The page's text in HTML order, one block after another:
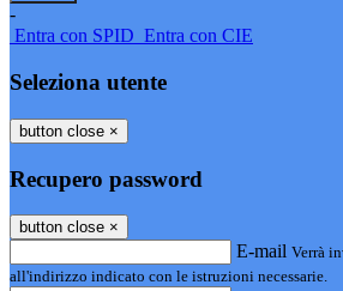
-
Entra con SPID Entra con CIE
Seleziona utente
button close ×
Recupero password
button close ×
E-mail Verrà
all'indirizzo indicato con le istruzioni necessarie.